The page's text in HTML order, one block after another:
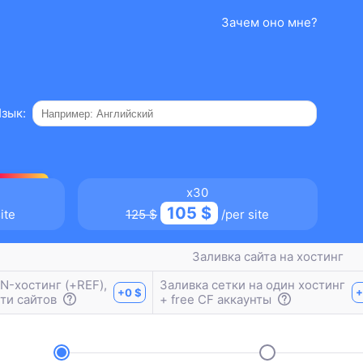
Зачем оно мне?
x30
125 $
105 $ /per site
Заливка сайта на хостинг
хостинг (+REF),
сайтов
+0 $
Заливка сетки на один хостинг
+ free CF аккаунты